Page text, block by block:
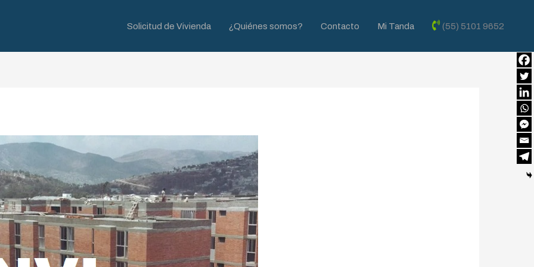
Solicitud de Vivienda ¿Quiénes somos? Contacto Mi Tanda (55) 5101 9652